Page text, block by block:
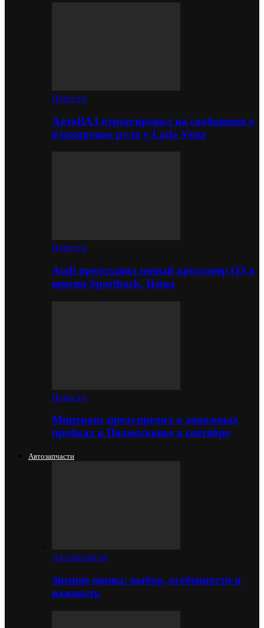
Новости
АвтоВАЗ отреагировал на сообщения о
блокировке руля у Lada Vesta
Новости
Audi представил новый кроссовер Q3 в
версии Sportback. Цены
Новости
Минтранс предупредил о дорожных
пробках в Подмосковье в сентябре
Автозапчасти
Автозапчасти
Зимние шины: выбор, особенности и
важность